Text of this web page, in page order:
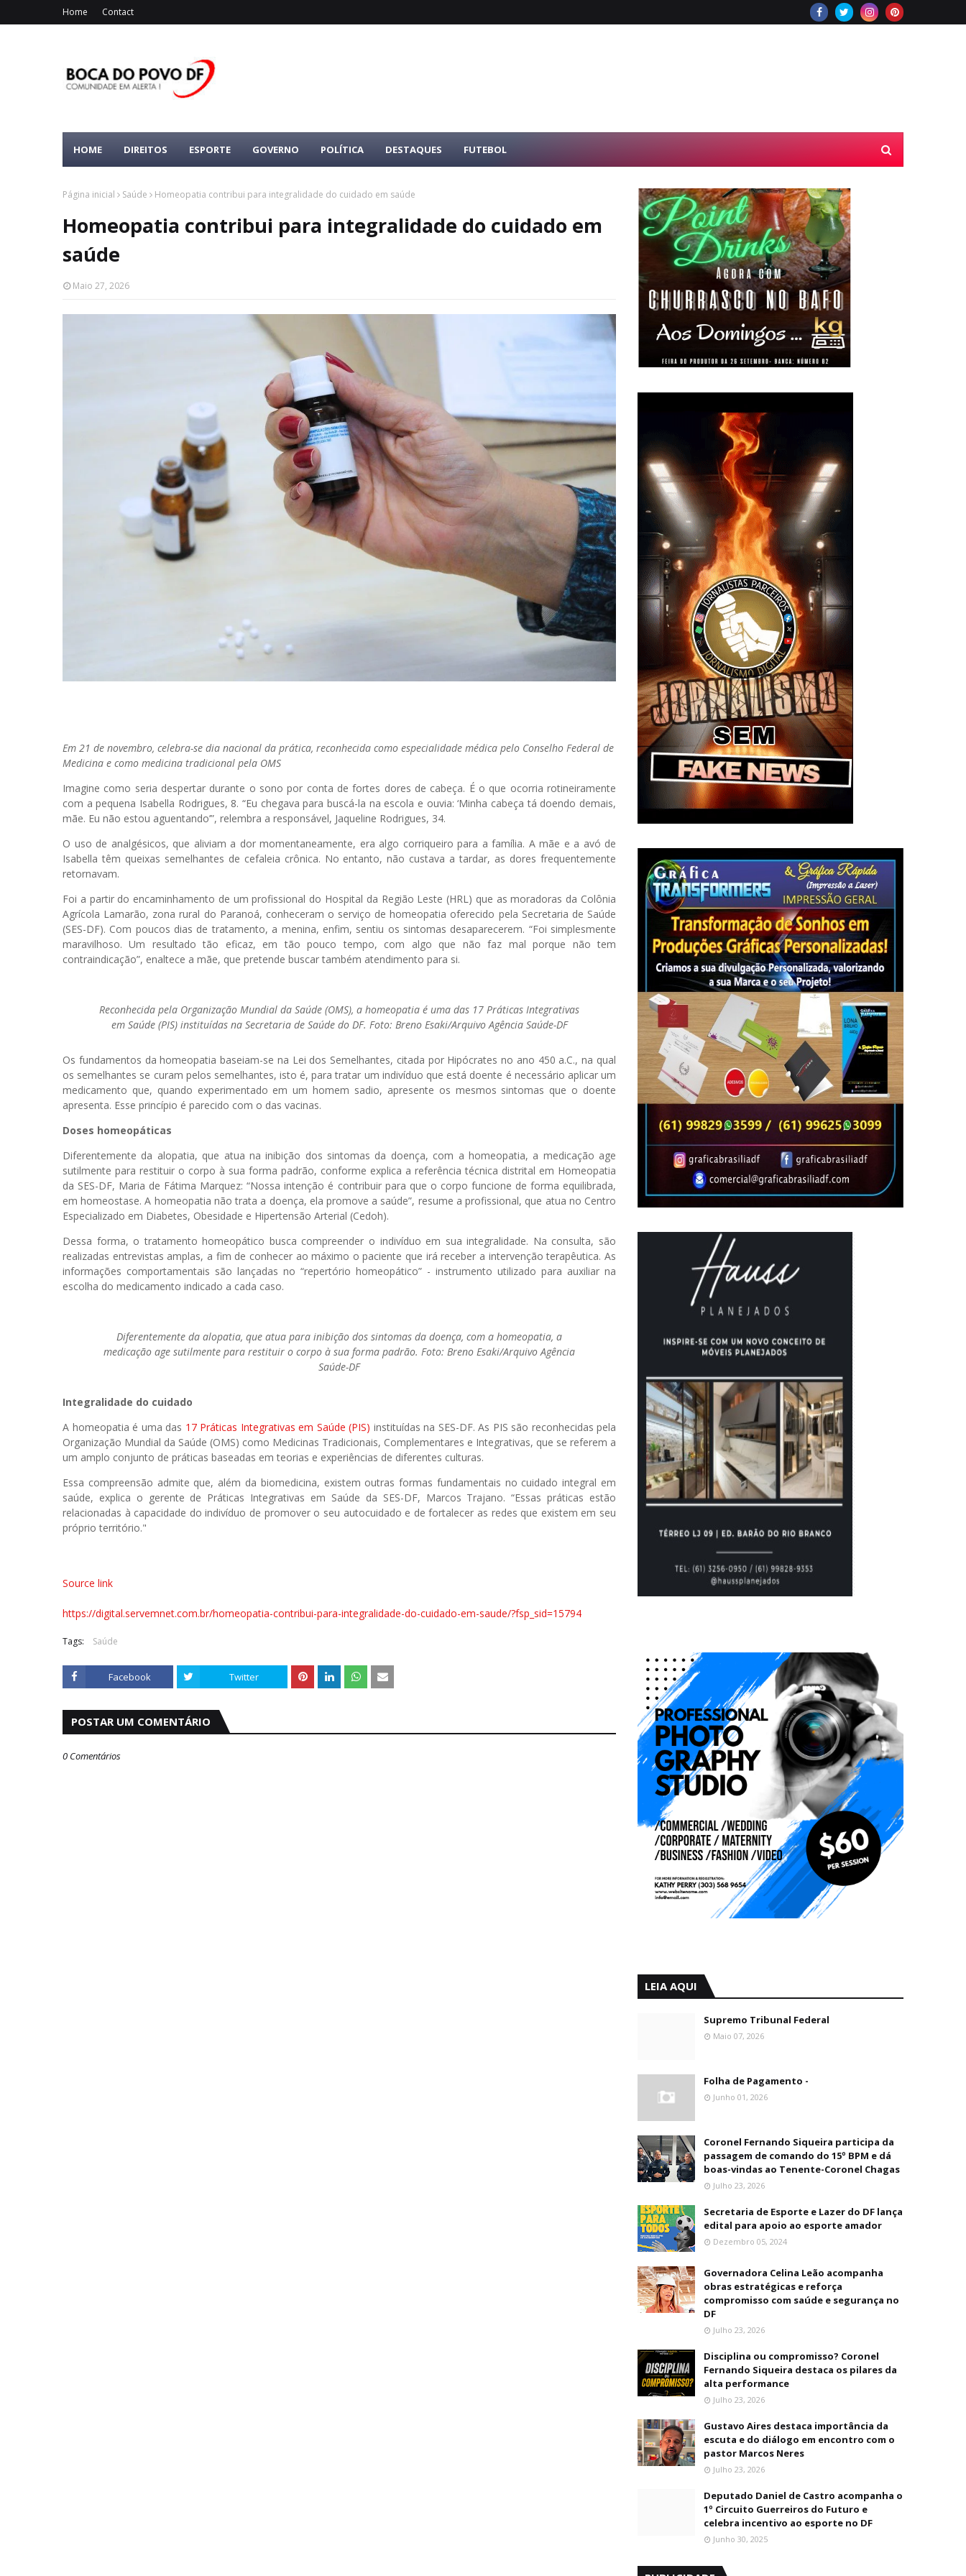
Home Contact
HOME DIREITOS ESPORTE GOVERNO POLÍTICA DESTAQUES FUTEBOL
Página inicial Saúde Homeopatia contribui para integralidade do cuidado em saúde
Homeopatia contribui para integralidade do cuidado em
saúde
Maio 27, 2026
Em 21 de novembro, celebra-se dia nacional da prática, reconhecida como especialidade médica pelo Conselho Federal de
Medicina e como medicina tradicional pela OMS
Imagine como seria despertar durante o sono por conta de fortes dores de cabeça. É o que ocorria rotineiramente
com a pequena Isabella Rodrigues, 8. “Eu chegava para buscá-la na escola e ouvia: ‘Minha cabeça tá doendo demais,
mãe. Eu não estou aguentando’”, relembra a responsável, Jaqueline Rodrigues, 34.
O uso de analgésicos, que aliviam a dor momentaneamente, era algo corriqueiro para a família. A mãe e a avó de
Isabella têm queixas semelhantes de cefaleia crônica. No entanto, não custava a tardar, as dores frequentemente
retornavam.
Foi a partir do encaminhamento de um profissional do Hospital da Região Leste (HRL) que as moradoras da Colônia
Agrícola Lamarão, zona rural do Paranoá, conheceram o serviço de homeopatia oferecido pela Secretaria de Saúde
(SES-DF). Com poucos dias de tratamento, a menina, enfim, sentiu os sintomas desaparecerem. “Foi simplesmente
maravilhoso. Um resultado tão eficaz, em tão pouco tempo, com algo que não faz mal porque não tem
contraindicação”, enaltece a mãe, que pretende buscar também atendimento para si.
Reconhecida pela Organização Mundial da Saúde (OMS), a homeopatia é uma das 17 Práticas Integrativas
em Saúde (PIS) instituídas na Secretaria de Saúde do DF. Foto: Breno Esaki/Arquivo Agência Saúde-DF
Os fundamentos da homeopatia baseiam-se na Lei dos Semelhantes, citada por Hipócrates no ano 450 a.C., na qual
os semelhantes se curam pelos semelhantes, isto é, para tratar um indivíduo que está doente é necessário aplicar um
medicamento que, quando experimentado em um homem sadio, apresente os mesmos sintomas que o doente
apresenta. Esse princípio é parecido com o das vacinas.
Doses homeopáticas
Diferentemente da alopatia, que atua na inibição dos sintomas da doença, com a homeopatia, a medicação age
sutilmente para restituir o corpo à sua forma padrão, conforme explica a referência técnica distrital em Homeopatia
da SES-DF, Maria de Fátima Marquez: “Nossa intenção é contribuir para que o corpo funcione de forma equilibrada,
em homeostase. A homeopatia não trata a doença, ela promove a saúde”, resume a profissional, que atua no Centro
Especializado em Diabetes, Obesidade e Hipertensão Arterial (Cedoh).
Dessa forma, o tratamento homeopático busca compreender o indivíduo em sua integralidade. Na consulta, são
realizadas entrevistas amplas, a fim de conhecer ao máximo o paciente que irá receber a intervenção terapêutica. As
informações comportamentais são lançadas no “repertório homeopático” - instrumento utilizado para auxiliar na
escolha do medicamento indicado a cada caso.
Diferentemente da alopatia, que atua para inibição dos sintomas da doença, com a homeopatia, a
medicação age sutilmente para restituir o corpo à sua forma padrão. Foto: Breno Esaki/Arquivo Agência
Saúde-DF
Integralidade do cuidado
A homeopatia é uma das 17 Práticas Integrativas em Saúde (PIS) instituídas na SES-DF. As PIS são reconhecidas pela
Organização Mundial da Saúde (OMS) como Medicinas Tradicionais, Complementares e Integrativas, que se referem a
um amplo conjunto de práticas baseadas em teorias e experiências de diferentes culturas.
Essa compreensão admite que, além da biomedicina, existem outras formas fundamentais no cuidado integral em
saúde, explica o gerente de Práticas Integrativas em Saúde da SES-DF, Marcos Trajano. “Essas práticas estão
relacionadas à capacidade do indivíduo de promover o seu autocuidado e de fortalecer as redes que existem em seu
próprio território."
Source link
https://digital.servemnet.com.br/homeopatia-contribui-para-integralidade-do-cuidado-em-saude/?fsp_sid=15794
Tags: Saúde
Facebook Twitter
POSTAR UM COMENTÁRIO
0 Comentários
LEIA AQUI
Supremo Tribunal Federal
Maio 07, 2026
Folha de Pagamento -
Junho 01, 2026
Coronel Fernando Siqueira participa da
passagem de comando do 15º BPM e dá
boas-vindas ao Tenente-Coronel Chagas
Julho 23, 2026
Secretaria de Esporte e Lazer do DF lança
edital para apoio ao esporte amador
Dezembro 05, 2024
Governadora Celina Leão acompanha
obras estratégicas e reforça
compromisso com saúde e segurança no
DF
Julho 23, 2026
Disciplina ou compromisso? Coronel
Fernando Siqueira destaca os pilares da
alta performance
Julho 23, 2026
Gustavo Aires destaca importância da
escuta e do diálogo em encontro com o
pastor Marcos Neres
Julho 23, 2026
Deputado Daniel de Castro acompanha o
1º Circuito Guerreiros do Futuro e
celebra incentivo ao esporte no DF
Junho 30, 2025